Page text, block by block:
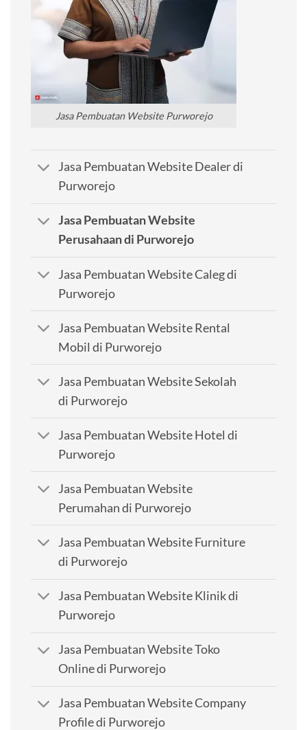
Jasa Pembuatan Website Purworejo
Jasa Pembuatan Website Dealer di
Purworejo
Jasa Pembuatan Website
Perusahaan di Purworejo
Jasa Pembuatan Website Caleg di
Purworejo
Jasa Pembuatan Website Rental
Mobil di Purworejo
Jasa Pembuatan Website Sekolah
di Purworejo
Jasa Pembuatan Website Hotel di
Purworejo
Jasa Pembuatan Website
Perumahan di Purworejo
Jasa Pembuatan Website Furniture
di Purworejo
Jasa Pembuatan Website Klinik di
Purworejo
Jasa Pembuatan Website Toko
Online di Purworejo
Jasa Pembuatan Website Company
Profile di Purworejo